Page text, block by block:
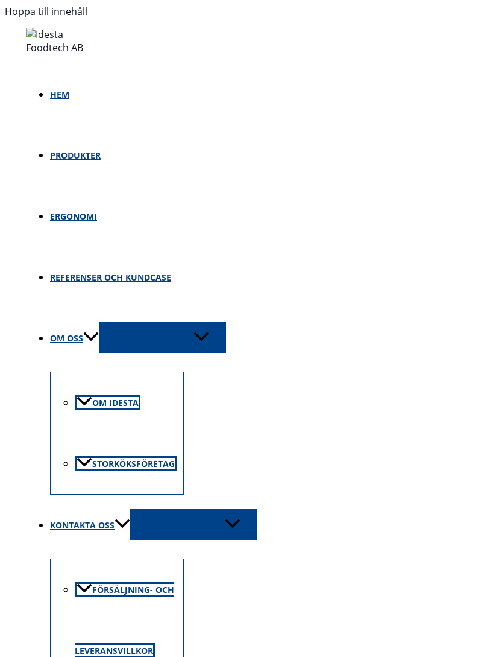
Hoppa till innehåll
HEM
PRODUKTER
ERGONOMI
REFERENSER OCH KUNDCASE
OM OSS
OM IDESTA
STORKÖKSFÖRETAG
KONTAKTA OSS
FÖRSÄLJNING- OCH
LEVERANSVILLKOR